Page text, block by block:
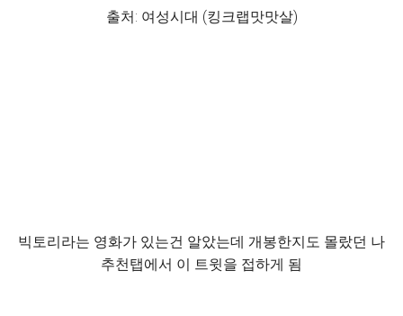
출처: 여성시대 (킹크랩맛맛살)
빅토리라는 영화가 있는건 알았는데 개봉한지도 몰랐던 나
추천탭에서 이 트윗을 접하게 됨